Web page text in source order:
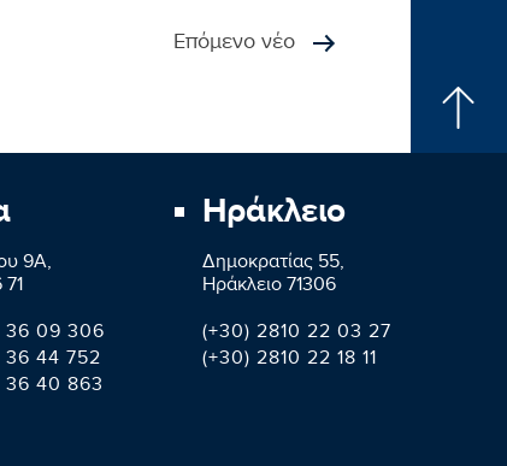
Επόμενο νέο
9A,
36 09 306
36 44 752
36 40 863
Ηράκλειο
Δημοκρατίας 55,
Ηράκλειο 71306
(+30) 2810 22 03 27
(+30) 2810 22 18 11